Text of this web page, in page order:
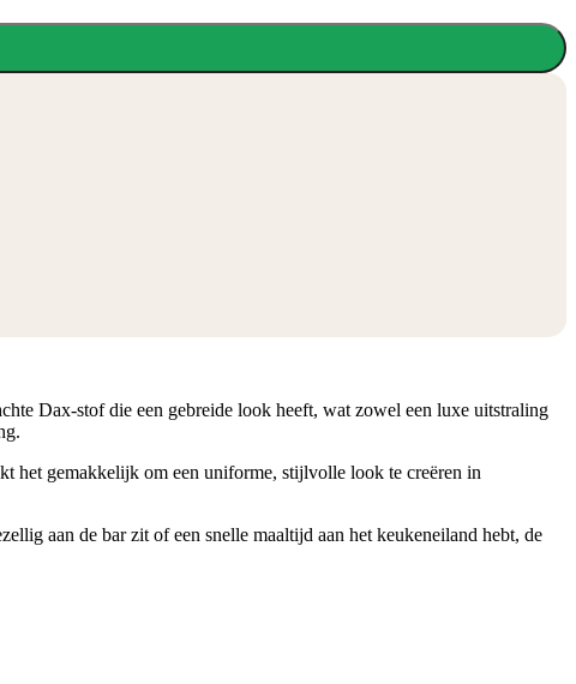
Dax-stof die een gebreide look heeft, wat zowel een luxe uitstraling
het gemakkelijk om een uniforme, stijlvolle look te creëren in
aan de bar zit of een snelle maaltijd aan het keukeneiland hebt, de